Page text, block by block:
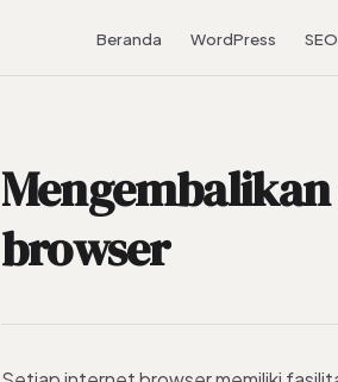
Beranda WordPress SEO
browser